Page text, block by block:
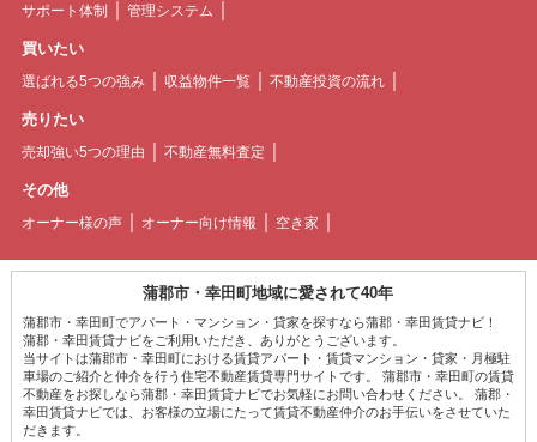
サポート体制
管理システム
買いたい
選ばれる5つの強み 収益物件一覧 不動産投資の流れ
売りたい
売却強い5つの理由 不動産無料査定
その他
オーナー様の声 オーナー向け情報 空き家
蒲郡市・幸田町地域に愛されて40年
蒲郡市・幸田町でアパート・マンション・貸家を探すなら蒲郡・幸田賃貸ナビ！
蒲郡・幸田賃貸ナビをご利用いただき、ありがとうございます。
当サイトは蒲郡市・幸田町における賃貸アパート・賃貸マンション・貸家・月極駐
車場のご紹介と仲介を行う住宅不動産賃貸専門サイトです。 蒲郡市・幸田町の賃貸
不動産をお探しなら蒲郡・幸田賃貸ナビでお気軽にお問い合わせください。 蒲郡・
幸田賃貸ナビでは、お客様の立場にたって賃貸不動産仲介のお手伝いをさせていた
だきます。